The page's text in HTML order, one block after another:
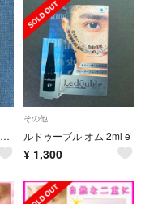
ローヤルアイムリピ 7ml ローヤルアイム ワ
その他
ルドゥーブル オム 2ml e
¥ 1,300